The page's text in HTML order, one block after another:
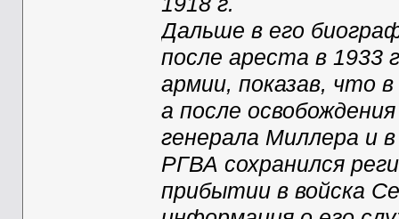
Дальше в его
после ареста в 1933
армии, показав, что
а после
генерала Миллера и
РГВА сохранился
прибытии в войска